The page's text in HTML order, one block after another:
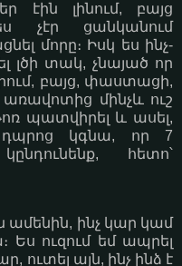
էին լինում, բայց
չէր ցանկանում
մորը։ Իսկ ես ինչ-
լծի տակ, չնայած որ
բայց, փաստացի,
մինչև ուշ
պատվիրել և ասել,
կգնա, որ 7
հետո՝
ամենին, ինչ կար կամ
Ես ուզում եմ ապրել
ուտել այն, ինչ ինձ է